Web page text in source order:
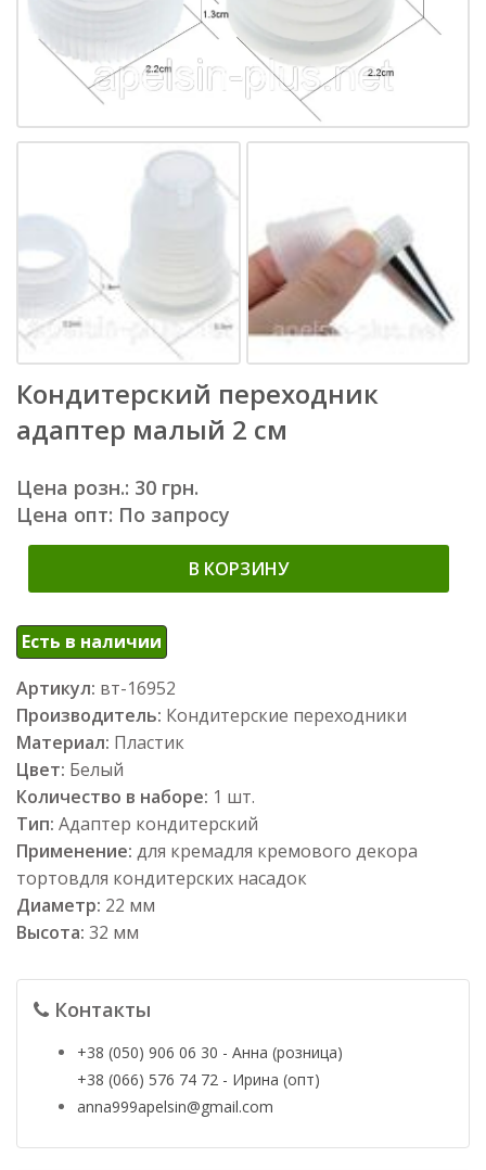
Кондитерский переходник
адаптер малый 2 см
Цена розн.: 30 грн.
Цена опт: По запросу
В КОРЗИНУ
Есть в наличии
Артикул: вт-16952
Производитель: Кондитерские переходники
Материал: Пластик
Цвет: Белый
Количество в наборе: 1 шт.
Тип: Адаптер кондитерский
Применение: для кремадля кремового декора
тортовдля кондитерских насадок
Диаметр: 22 мм
Высота: 32 мм
Контакты
+38 (050) 906 06 30 - Анна (розница)
+38 (066) 576 74 72 - Ирина (опт)
anna999apelsin@gmail.com